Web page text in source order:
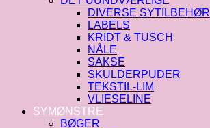
DIVERSE SYTILBEHØR
LABELS
KRIDT & TUSCH
NÅLE
SAKSE
SKULDERPUDER
TEKSTIL-LIM
VLIESELINE
SYMØNSTRE
BØGER